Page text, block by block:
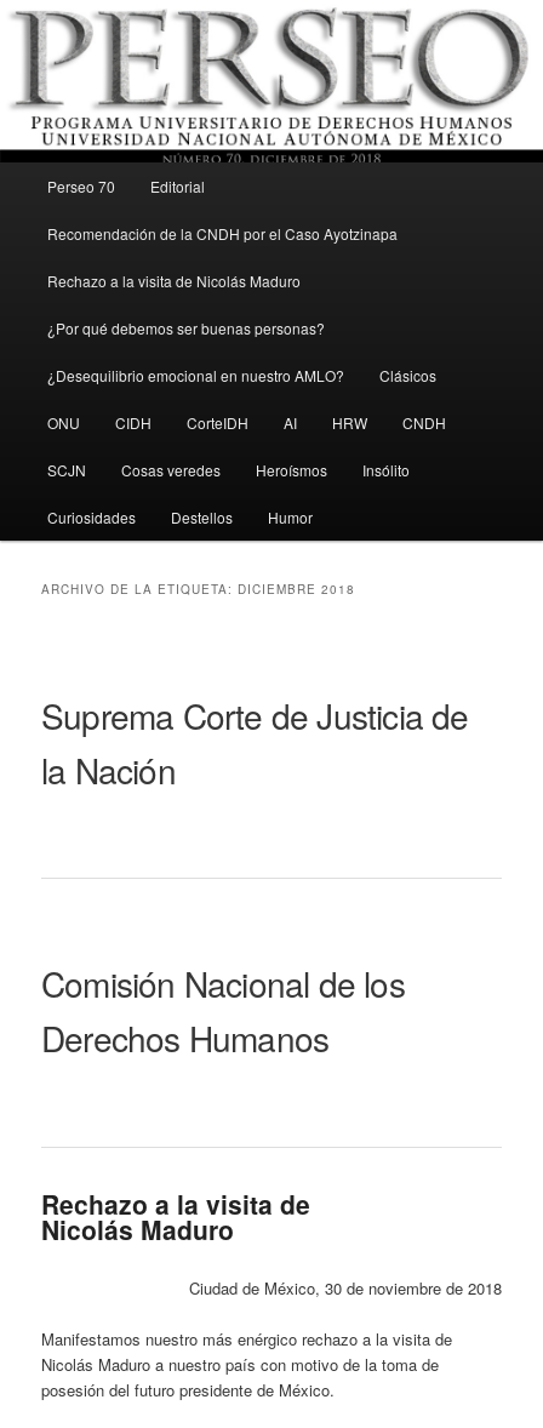
Perseo – PUDH UNAM
Ir al contenido secundario
Perseo 70 Editorial
Recomendación de la CNDH por el Caso Ayotzinapa
Rechazo a la visita de Nicolás Maduro
¿Por qué debemos ser buenas personas?
¿Desequilibrio emocional en nuestro AMLO? Clásicos
ONU CIDH CorteIDH AI HRW CNDH
SCJN Cosas veredes Heroísmos Insólito
Curiosidades Destellos Humor
ARCHIVO DE LA ETIQUETA: DICIEMBRE 2018
Suprema Corte de Justicia de
la Nación
Comisión Nacional de los
Derechos Humanos
Rechazo a la visita de
Nicolás Maduro
Ciudad de México, 30 de noviembre de 2018
Manifestamos nuestro más enérgico rechazo a la visita de
Nicolás Maduro a nuestro país con motivo de la toma de
posesión del futuro presidente de México.